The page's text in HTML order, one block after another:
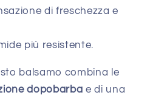
di freschezza e
più resistente.
balsamo combina le
dopobarba e di una